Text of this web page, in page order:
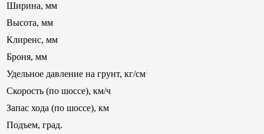
Ширина, мм
Высота, мм
Клиренс, мм
Броня, мм
Удельное давление на грунт, кг/см:
Скорость (по шоссе), км/ч
Запас хода (по шоссе), км
Подъем, град.